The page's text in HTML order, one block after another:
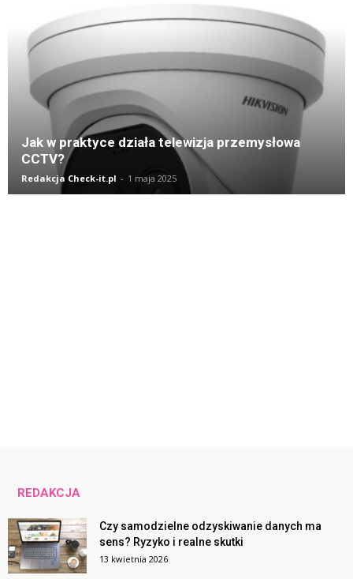
Jak w praktyce działa telewizja przemysłowa
CCTV?
Redakcja Check-it.pl - 1 maja 2025
REDAKCJA
Czy samodzielne odzyskiwanie danych ma
sens? Ryzyko i realne skutki
13 kwietnia 2026